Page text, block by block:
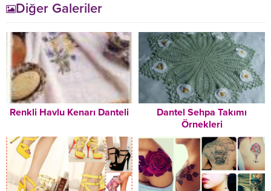
Diğer Galeriler
Renkli Havlu Kenarı Danteli
Dantel Sehpa Takımı
Örnekleri